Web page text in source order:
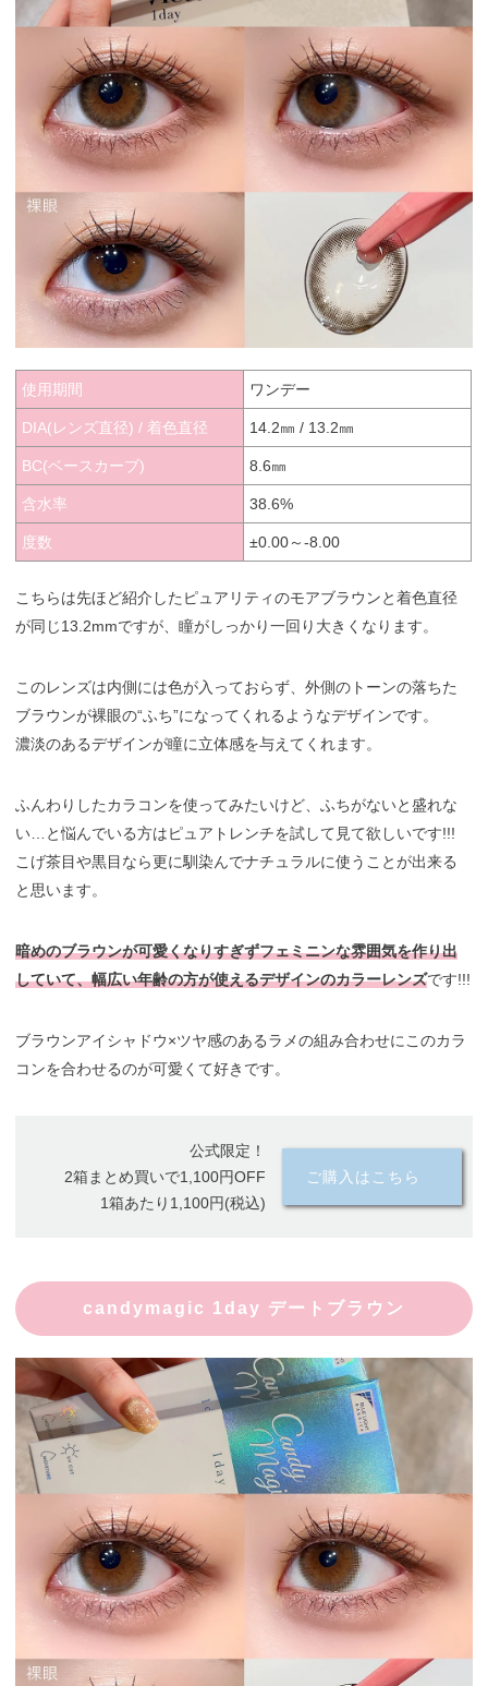
使用期間 ワンデー
DIA(レンズ直径) / 着色直径 14.2㎜ / 13.2㎜
BC(ベースカーブ) 8.6㎜
含水率 38.6%
度数 ±0.00～-8.00
こちらは先ほど紹介したピュアリティのモアブラウンと着色直径
が同じ13.2mmですが、瞳がしっかり一回り大きくなります。
このレンズは内側には色が入っておらず、外側のトーンの落ちた
ブラウンが裸眼の“ふち”になってくれるようなデザインです。
濃淡のあるデザインが瞳に立体感を与えてくれます。
ふんわりしたカラコンを使ってみたいけど、ふちがないと盛れな
い…と悩んでいる方はピュアトレンチを試して見て欲しいです!!!
こげ茶目や黒目なら更に馴染んでナチュラルに使うことが出来る
と思います。
暗めのブラウンが可愛くなりすぎずフェミニンな雰囲気を作り出
していて、幅広い年齢の方が使えるデザインのカラーレンズです!!!
ブラウンアイシャドウ×ツヤ感のあるラメの組み合わせにこのカラ
コンを合わせるのが可愛くて好きです。
公式限定！
2箱まとめ買いで1,100円OFF
1箱あたり1,100円(税込)
ご購入はこちら
candymagic 1day デートブラウン